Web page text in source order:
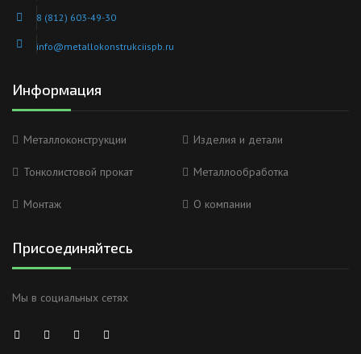
8 (812) 603-49-30
info@metallokonstrukciispb.ru
Информация
Металлоконструкции Изделия и детали
Тонколистовой прокат Металлообработка
Монтаж О компании
Присоединяйтесь
Мы в социальных сетях